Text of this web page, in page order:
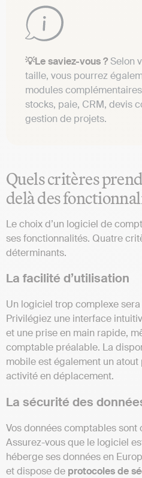
💡Le saviez-vous ?Selon
taille, vous pourrez
modules
stocks, paie, CRM, devis
gestion de projets.
Quels critères
delà des
Le choix d’un logiciel de
ses fonctionnalités. Quatre
déterminants.
La facilité d’utilisation
Un logiciel trop complexe
Privilégiez une interface
et une prise en main rapide,
comptable préalable. La
mobile est également un
activité en déplacement.
La sécurité des
Vos données comptables
Assurez-vous que le logiciel
héberge ses données en
et dispose de protocoles de